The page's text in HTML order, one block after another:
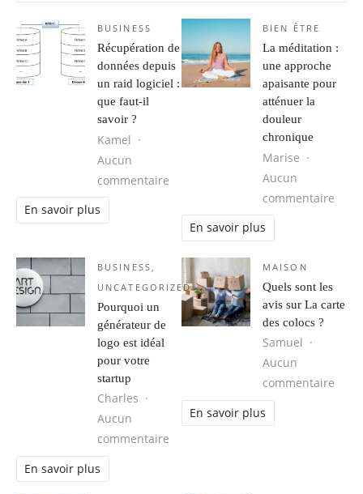
BUSINESS
Récupération de
données depuis
un raid logiciel :
que faut-il
savoir ?
Kamel
Aucun
commentaire sur Récupération de données
En savoir plus
BIEN ÊTRE
La méditation :
une approche
apaisante pour
atténuer la
douleur
chronique
Marise
Aucun
commentaire
En savoir plus
BUSINESS
UNCATEGORIZED
Pourquoi un
générateur de
logo est idéal
pour votre
startup
Charles
Aucun
commentaire
En savoir plus
MAISON
Quels sont les
avis sur La carte
des colocs ?
Samuel
Aucun
commentaire
En savoir plus